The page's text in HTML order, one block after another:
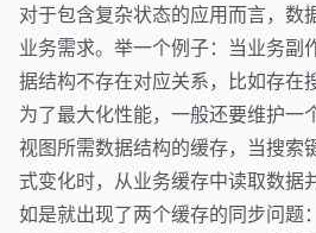
对于包含复杂状态的应用而言，数
业务需求。举一个例子：当业务副
据结构不存在对应关系，比如存在
为了最大化性能，一般还要维护一
视图所需数据结构的缓存，当搜索
式变化时，从业务缓存中读取数据
如是就出现了两个缓存的同步问题